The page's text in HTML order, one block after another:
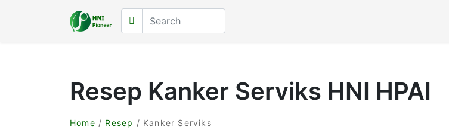
Resep Kanker Serviks HNI HPAI
Home / Resep / Kanker Serviks